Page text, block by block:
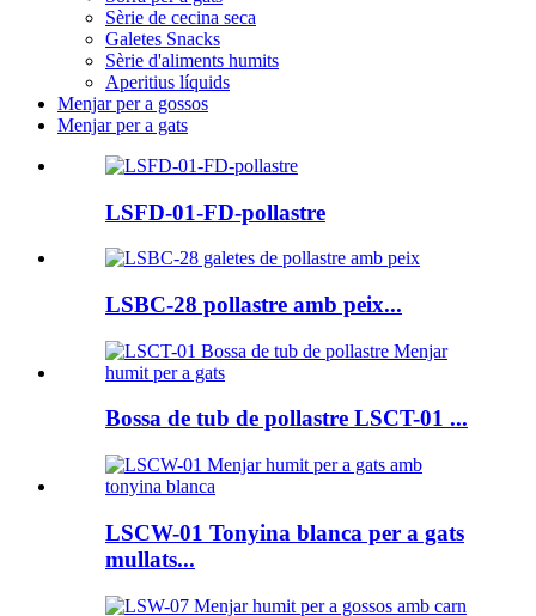
Sèrie de cecina seca
Galetes Snacks
Sèrie d'aliments humits
Aperitius líquids
Menjar per a gossos
Menjar per a gats
LSFD-01-FD-pollastre
LSBC-28 pollastre amb peix...
Bossa de tub de pollastre LSCT-01 ...
LSCW-01 Tonyina blanca per a gats
mullats...